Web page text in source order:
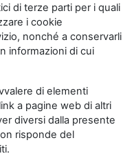
di terze parti per i quali
i cookie
nonché a conservarli
informazioni di cui
di elementi
a pagine web di altri
diversi dalla presente
risponde del